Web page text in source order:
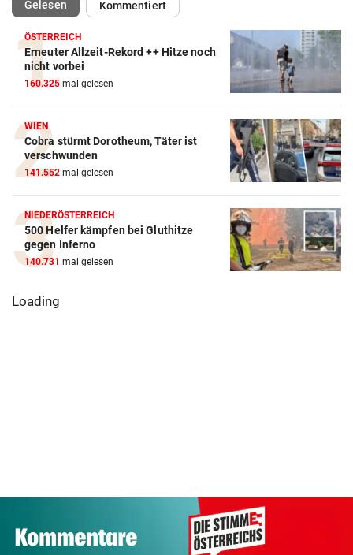
Gelesen(ausgewählt)Kommentiert
ÖSTERREICH
Erneuter Allzeit-Rekord ++ Hitze noch
nicht vorbei
160.325 mal gelesen
WIEN
Cobra stürmt Dorotheum, Täter ist
verschwunden
141.552 mal gelesen
NIEDERÖSTERREICH
500 Helfer kämpfen bei Gluthitze
gegen Inferno
140.731 mal gelesen
Loading